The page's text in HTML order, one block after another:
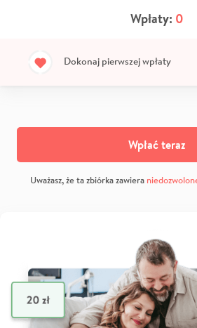
Wpłaty: 0
Dokonaj pierwszej wpłaty
Wpłać teraz
Uważasz, że ta zbiórka zawiera